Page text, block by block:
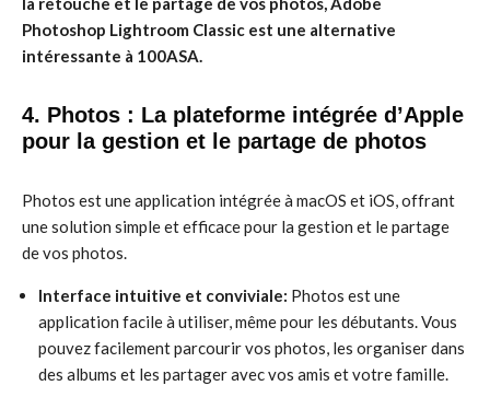
Photoshop Lightroom Classic est une alternative
intéressante à 100ASA.
4. Photos : La plateforme intégrée d’Apple
pour la gestion et le partage de photos
Photos est une application intégrée à macOS et iOS, offrant
une solution simple et efficace pour la gestion et le partage
de vos photos.
Interface intuitive et conviviale: Photos est une
application facile à utiliser, même pour les débutants. Vous
pouvez facilement parcourir vos photos, les organiser dans
des albums et les partager avec vos amis et votre famille.